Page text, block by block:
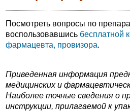
Посмотреть вопросы по
воспользовавшись бесплатной
фармацевта, провизора.
Приведенная информация
медицинских и
Наиболее точные сведения о
инструкции, прилагаемой к